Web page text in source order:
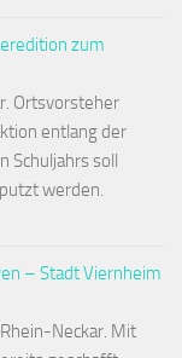
zum
Ortsvorsteher
entlang der
Schuljahrs soll
werden.
– Stadt Viernheim
Neckar. Mit